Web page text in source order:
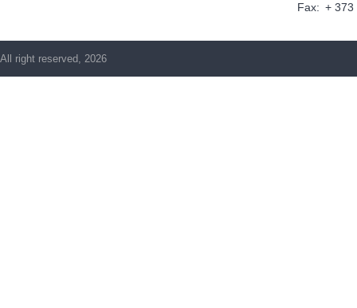
Fax: + 373
All right reserved, 2026